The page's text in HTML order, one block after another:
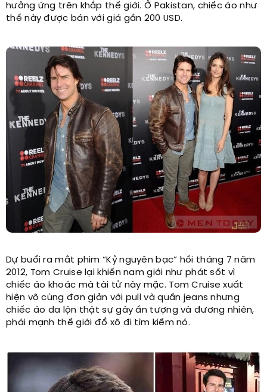
hưởng ứng trên khắp thế giới. Ở Pakistan, chiếc áo như
thế này được bán với giá gần 200 USD.
Dự buổi ra mắt phim “Kỷ nguyên bạc” hồi tháng 7 năm
2012, Tom Cruise lại khiến nam giới như phát sốt vì
chiếc áo khoác mà tài tử này mặc. Tom Cruise xuất
hiện vô cùng đơn giản với pull và quần jeans nhưng
chiếc áo da lộn thật sự gây ấn tượng và đương nhiên,
phái mạnh thế giới đổ xô đi tìm kiếm nó.